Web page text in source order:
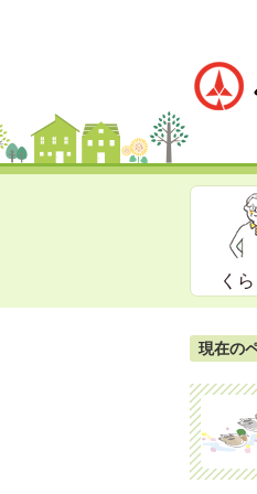
く
現在の